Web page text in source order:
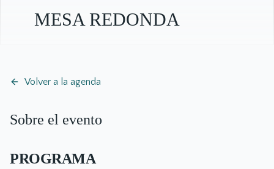
MESA REDONDA
Volver a la agenda
Sobre el evento
PROGRAMA